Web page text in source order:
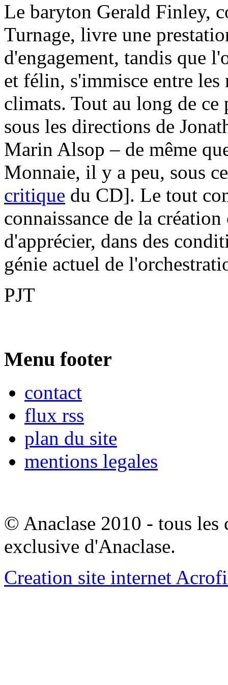
Le baryton Gerald Finley,
Turnage, livre une
d'engagement, tandis que
et félin, s'immisce entre
climats. Tout au long de ce
sous les directions de
Marin Alsop – de même
Monnaie, il y a peu, sous
critique du CD]. Le tout
connaissance de la
d'apprécier, dans des
génie actuel de
PJT
Menu footer
contact
flux rss
plan du site
mentions legales
© Anaclase 2010 - tous les
exclusive d'Anaclase.
Creation site internet